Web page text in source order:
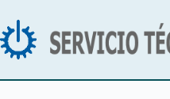
contenido